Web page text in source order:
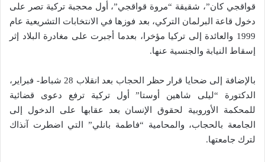
قواقجي كان”، شقيقة “مروة قواقجي”، أول محجبة تركية تصر على
دخول قاعة البرلمان التركي، بعد فوزها في الانتخابات التشريعية عام
1999 والعائدة إلى تركيا مؤخرا، بعدما أجبرت على مغادرة البلاد إثر
إسقاط النيابة والجنسية عنها.
بالإضافة إلى ضحايا قرار حظر الحجاب بعد انقلاب 28 شباط- فبراير،
الدكتورة “ليلى شاهين أوستا” أول تركية ترفع دعوى قضائية
للمحكمة الأوروبية لحقوق الإنسان بعد عقابها على الدخول إلى
الجامعة بالحجاب، والمحامية “فاطمة بانلي” التي اضطرت آنذاك
لترك جامعتها.